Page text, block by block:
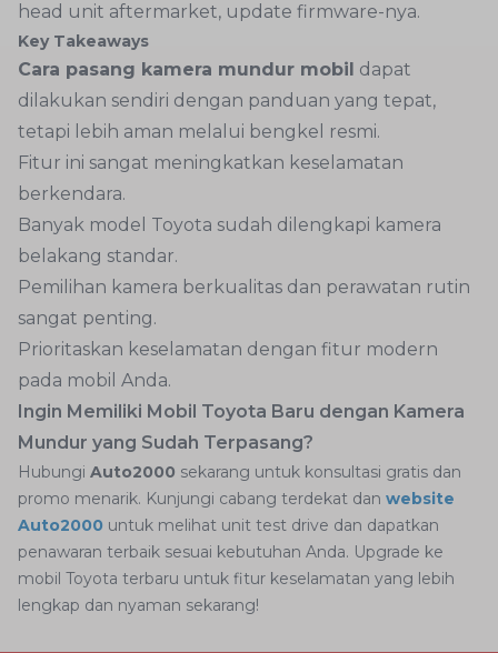
head unit aftermarket, update firmware-nya.
Key Takeaways
Cara pasang kamera mundur mobil dapat
dilakukan sendiri dengan panduan yang tepat,
tetapi lebih aman melalui bengkel resmi.
Fitur ini sangat meningkatkan keselamatan
berkendara.
Banyak model Toyota sudah dilengkapi kamera
belakang standar.
Pemilihan kamera berkualitas dan perawatan rutin
sangat penting.
Prioritaskan keselamatan dengan fitur modern
pada mobil Anda.
Ingin Memiliki Mobil Toyota Baru dengan Kamera
Mundur yang Sudah Terpasang?
Hubungi Auto2000 sekarang untuk konsultasi gratis dan
promo menarik. Kunjungi cabang terdekat dan website
Auto2000 untuk melihat unit test drive dan dapatkan
penawaran terbaik sesuai kebutuhan Anda. Upgrade ke
mobil Toyota terbaru untuk fitur keselamatan yang lebih
lengkap dan nyaman sekarang!